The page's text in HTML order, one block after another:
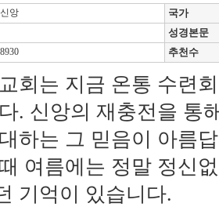
신앙
국가
성경본문
8930 추천수
회는 지금 온통 수련
. 신앙의 재충전을 통
하는 그 믿음이 아름
여름에는 정말 정신
기억이 있습니다.